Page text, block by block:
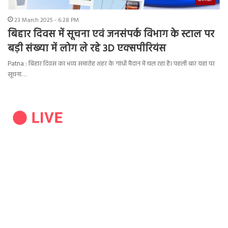
23 March 2025 - 6:28 PM
बिहार दिवस में सूचना एवं जनसंपर्क विभाग के स्टाल पर
बड़ी संख्या में लोग ले रहे 3D एक्सपीरियंस
Patna : बिहार दिवस का भव्य समारोह शहर के गांधी मैदान में चल रहा है। पहली बार यहां पर
सूचना…